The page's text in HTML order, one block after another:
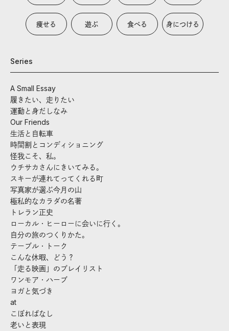
痩せる 遊ぶ 食べる 身につける
Series
A Small Essay
履きたい、走りたい
運動と身だしなみ
Our Friends
生活と自転車
時間割とコンディショニング
怪我こそ、私。
ウチサカさんにきいてみる。
スキーが連れてってくれる町
写真家が選ぶ今月の山
極私的なカラダの名著
トレラン正史
ローカル・ヒーローに会いに行く。
自分の旅のつくりかた。
テーブル・トーク
こんな休暇、どう？
「走る映画」のプレイリスト
ワンモア・ハーブ
ヨガと気づき
at
こぼればなし
老いと表現